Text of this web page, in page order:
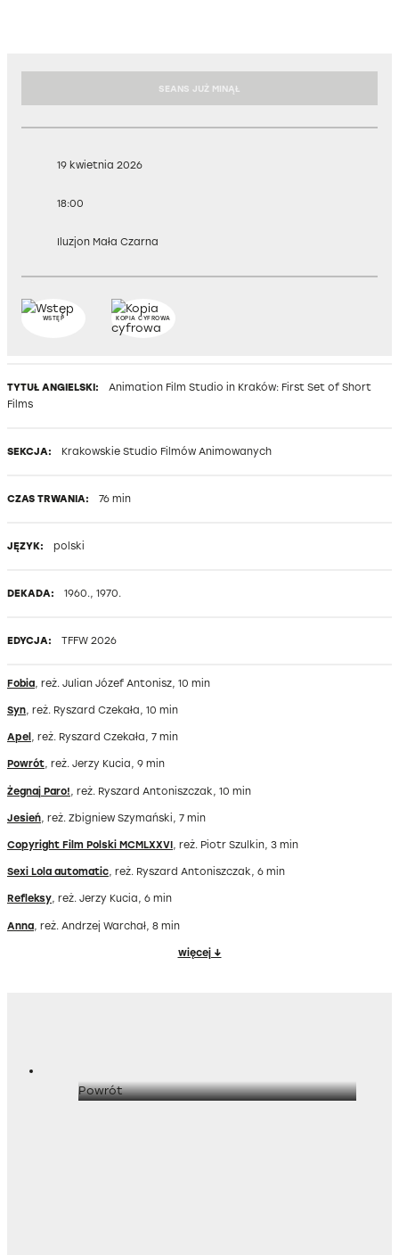
SEANS JUŻ MINĄŁ
19 kwietnia 2026
18:00
Iluzjon Mała Czarna
WSTĘP KOPIA CYFROWA
TYTUŁ ANGIELSKI:
Animation Film Studio in Kraków: First Set of Short
Films
SEKCJA: Krakowskie Studio Filmów Animowanych
CZAS TRWANIA: 76 min
JĘZYK: polski
DEKADA: 1960., 1970.
EDYCJA: TFFW 2026
Fobia, reż. Julian Józef Antonisz, 10 min
Syn, reż. Ryszard Czekała, 10 min
Apel , reż. Ryszard Czekała, 7 min
Powrót, reż. Jerzy Kucia, 9 min
Żegnaj Paro! , reż. Ryszard Antoniszczak, 10 min
Jesień, reż. Zbigniew Szymański, 7 min
Copyright Film Polski MCMLXXVI, reż. Piotr Szulkin, 3 min
Sexi Lola automatic, reż. Ryszard Antoniszczak, 6 min
Refleksy, reż. Jerzy Kucia, 6 min
Anna , reż. Andrzej Warchał, 8 min
więcej ↓
Powrót